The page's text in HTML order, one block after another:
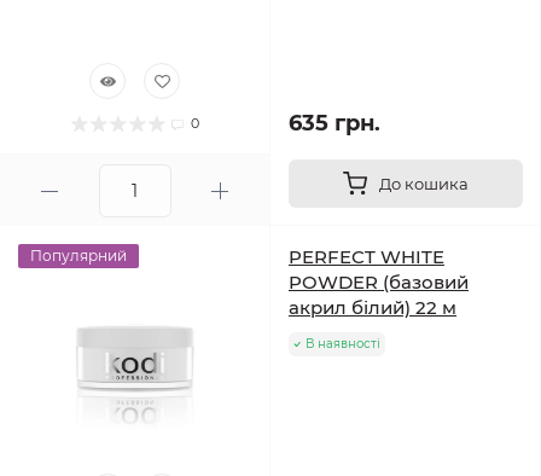
0 635 грн.
До кошика
Популярний
PERFECT WHITE
POWDER (базовий
акрил білий) 22 м
В наявності